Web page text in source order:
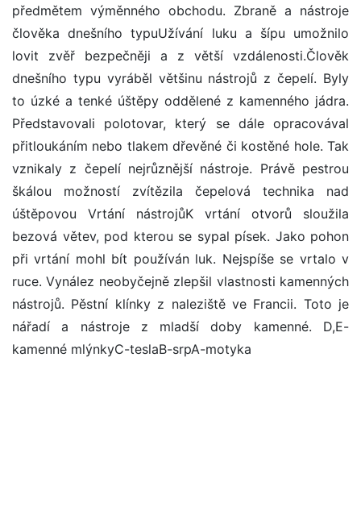
předmětem výměnného obchodu. Zbraně a nástroje
člověka dnešního typuUžívání luku a šípu umožnilo
lovit zvěř bezpečněji a z větší vzdálenosti.Člověk
dnešního typu vyráběl většinu nástrojů z čepelí. Byly
to úzké a tenké úštěpy oddělené z kamenného jádra.
Představovali polotovar, který se dále opracovával
přitloukáním nebo tlakem dřevěné či kostěné hole. Tak
vznikaly z čepelí nejrůznější nástroje. Právě pestrou
škálou možností zvítězila čepelová technika nad
úštěpovou Vrtání nástrojůK vrtání otvorů sloužila
bezová větev, pod kterou se sypal písek. Jako pohon
při vrtání mohl bít používán luk. Nejspíše se vrtalo v
ruce. Vynález neobyčejně zlepšil vlastnosti kamenných
nástrojů. Pěstní klínky z naleziště ve Francii. Toto je
nářadí a nástroje z mladší doby kamenné. D,E-
kamenné mlýnkyC-teslaB-srpA-motyka